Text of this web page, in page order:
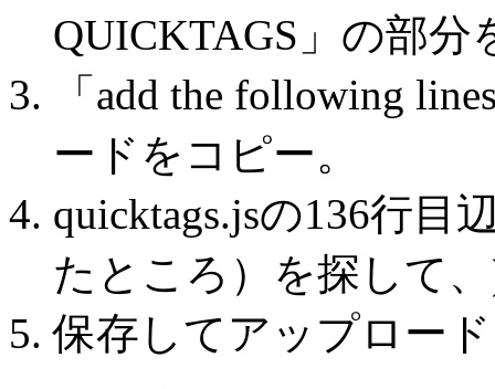
QUICKTAGS」の部分
「add the following
ードをコピー。
quicktags.jsの136行目
たところ）を探して
保存してアップロー